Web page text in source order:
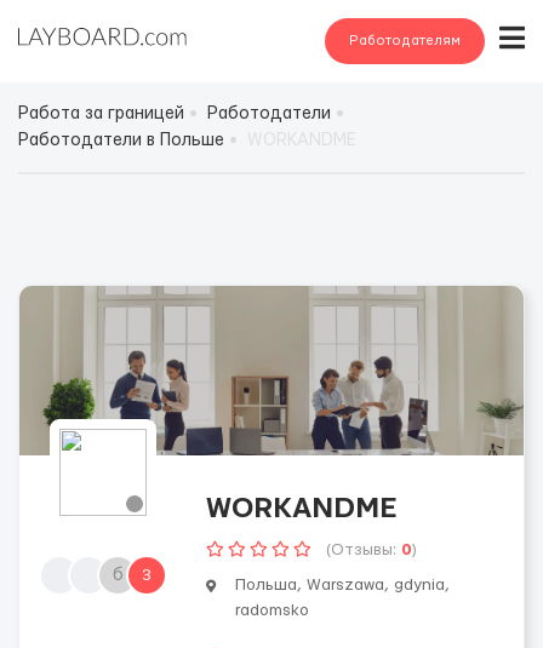
Работодателям
Работа за границей
Работодатели
Работодатели в Польше
б 3
WORKANDME
(Отзывы: 0)
Польша, Warszawa, gdynia,
radomsko